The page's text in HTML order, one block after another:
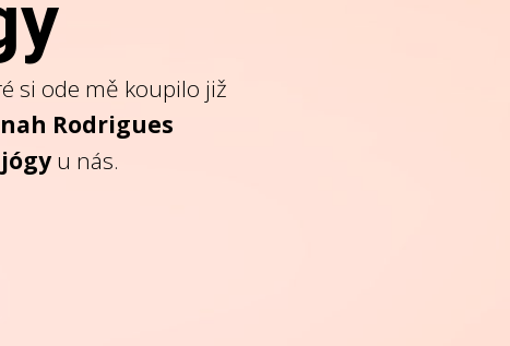
si ode mě koupilo již
Rodrigues
u nás.